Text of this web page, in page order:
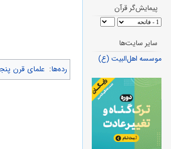
رده‌ها: علمای قرن
پیمایش‌گر قرآن
سایر سایت‌ها
موسسه اهل‌البیت (ع)